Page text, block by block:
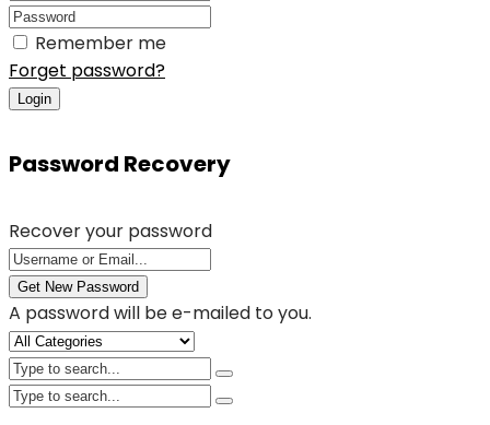
Remember me
Forget password?
Login
Password Recovery
Recover your password
Get New Password
A password will be e-mailed to you.